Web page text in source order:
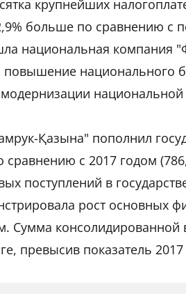
крупнейших
больше по сравнению с
национальная компания
национального
Қазына" пополнил
с 2017 годом
поступлений в
рост основных
Сумма консолидированной
превысив показатель